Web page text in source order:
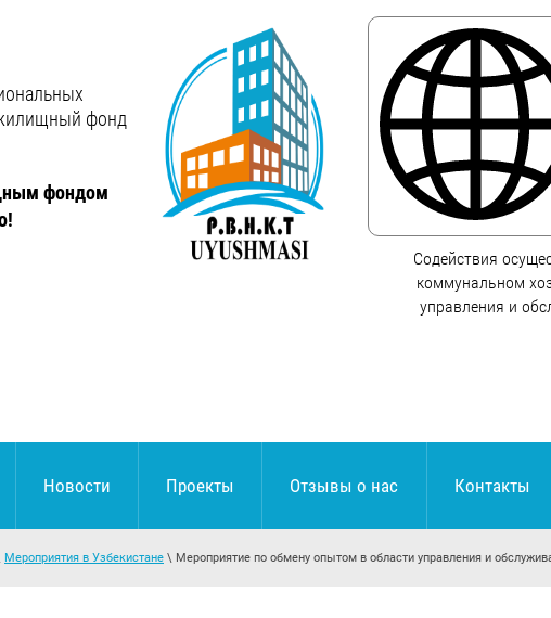
фонд
фондом
Содействия
коммунальном
управления и
Новости Проекты Отзывы о нас Контакты
Мероприятия в Узбекистане \ Мероприятие по обмену опытом в области управления и